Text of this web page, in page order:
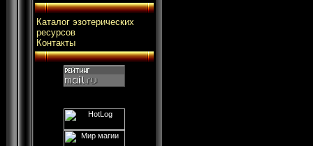
Каталог эзотерических
ресурсов
Контакты